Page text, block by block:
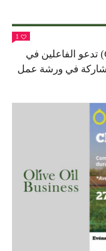
1
الوكالة الألمانية للتعاون الدولي (GIZ) تدعو الفاعلين في
في ورشة عمل